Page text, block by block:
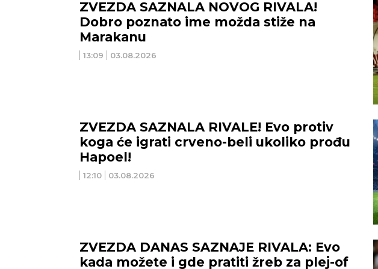
13:09 03.08.2026
ZVEZDA SAZNALA NOVOG RIVALA!
Dobro poznato ime možda stiže na
Marakanu
12:10 03.08.2026
ZVEZDA SAZNALA RIVALE! Evo protiv
koga će igrati crveno-beli ukoliko prođu
Hapoel!
ZVEZDA DANAS SAZNAJE RIVALA: Evo
kada možete i gde pratiti žreb za plej-of
kompromis.
ZDRAVLJE:Promenite način
ishrane.
ZDRAVLJE:Dobro.